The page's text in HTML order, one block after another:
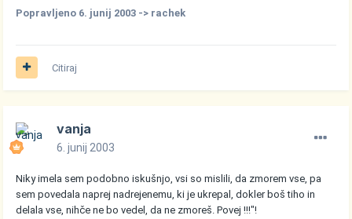
Popravljeno 6. junij 2003 -> rachek
Citiraj
vanja
6. junij 2003
Niky imela sem podobno iskušnjo, vsi so mislili, da zmorem vse, pa
sem povedala naprej nadrejenemu, ki je ukrepal, dokler boš tiho in
delala vse, nihče ne bo vedel, da ne zmoreš. Povej !!!"!